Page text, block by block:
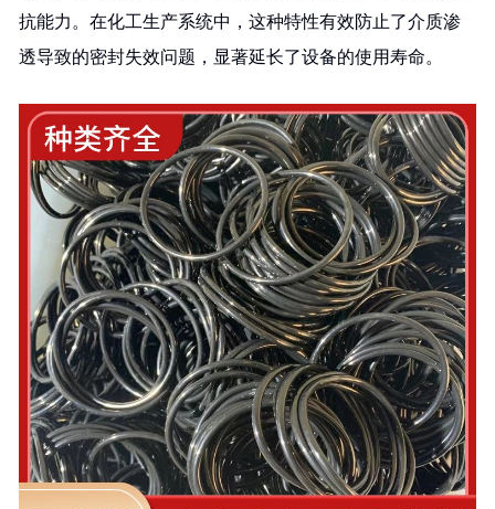
抗能力。在化工生产系统中，这种特性有效防止了介质渗
透导致的密封失效问题，显著延长了设备的使用寿命。